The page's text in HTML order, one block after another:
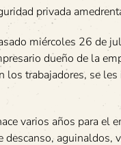
privada
miércoles 26 de
dueño de la
trabajadores, se
varios años para el
aguinaldos,